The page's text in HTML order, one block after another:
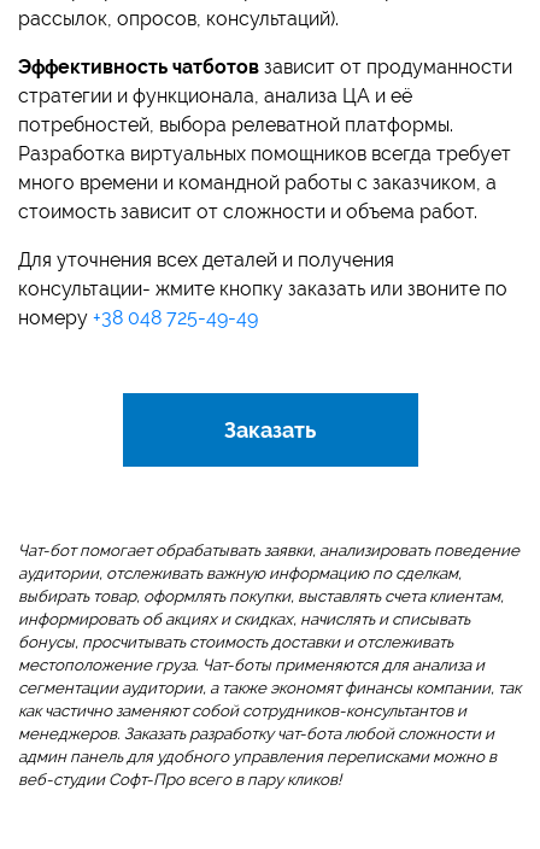
рассылок, опросов, консультаций).
Эффективность чатботов зависит от продуманности
стратегии и функционала, анализа ЦА и её
потребностей, выбора релеватной платформы.
Разработка виртуальных помощников всегда требует
много времени и командной работы с заказчиком, а
стоимость зависит от сложности и объема работ.
Для уточнения всех деталей и получения
консультации- жмите кнопку заказать или звоните по
номеру +38 048 725-49-49
Заказать
Чат-бот помогает обрабатывать заявки, анализировать поведение
аудитории, отслеживать важную информацию по сделкам,
выбирать товар, оформлять покупки, выставлять счета клиентам,
информировать об акциях и скидках, начислять и списывать
бонусы, просчитывать стоимость доставки и отслеживать
местоположение груза. Чат-боты применяются для анализа и
сегментации аудитории, а также экономят финансы компании, так
как частично заменяют собой сотрудников-консультантов и
менеджеров. Заказать разработку чат-бота любой сложности и
админ панель для удобного управления переписками можно в
веб-студии Софт-Про всего в пару кликов!